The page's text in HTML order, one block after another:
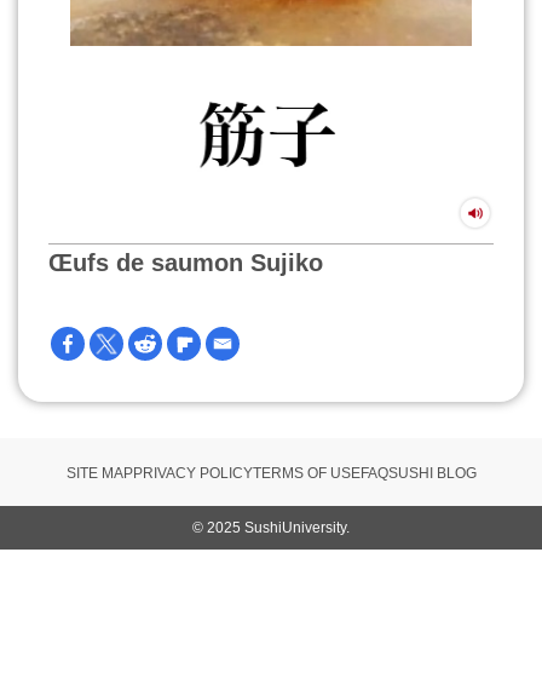
Œufs de saumon Sujiko
SITE MAPPRIVACY POLICYTERMS OF USEFAQSUSHI BLOG
© 2025 SushiUniversity.